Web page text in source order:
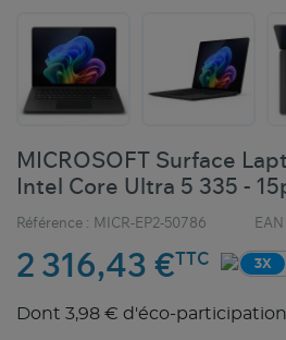
MICROSOFT Surface
Intel Core Ultra 5 335 -
Référence : MICR-EP2-50786 EAN
2 316,43 €TTC 3X
Dont 3,98 € d'éco-participation